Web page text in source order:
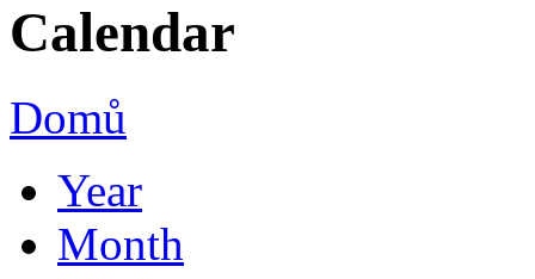
Calendar
Domů
Year
Month